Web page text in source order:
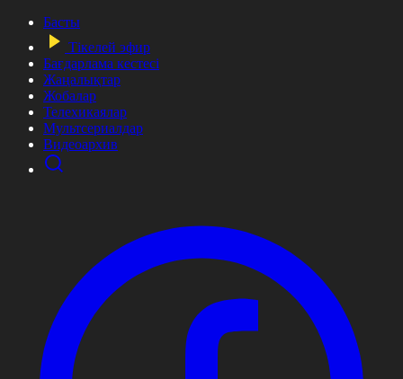
Басты
Тікелей эфир
Бағдарлама кестесі
Жаңалықтар
Жобалар
Телехикаялар
Мультсериалдар
Видеоархив